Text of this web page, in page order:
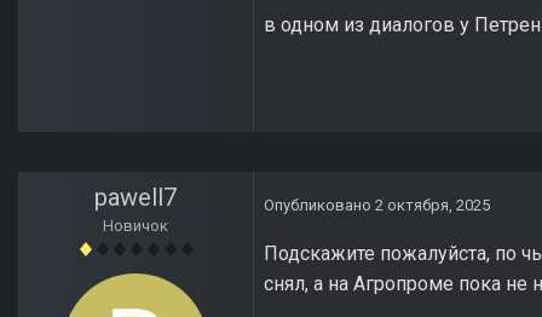
в одном из диалогов у
pawell7
Новичок
Опубликовано 2 октября, 2025
Подскажите пожалуйста, по
снял, а на Агропроме пока не